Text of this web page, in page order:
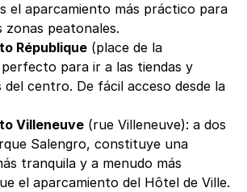
el aparcamiento más práctico para
zonas peatonales.
République (place de la
perfecto para ir a las tiendas y
centro. De fácil acceso desde la
Villeneuve (rue Villeneuve): a dos
Salengro, constituye una
tranquila y a menudo más
el aparcamiento del Hôtel de Ville.